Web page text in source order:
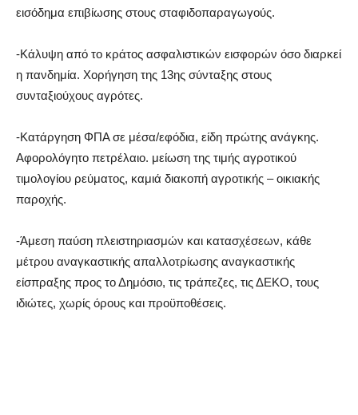
εισόδημα επιβίωσης στους σταφιδοπαραγωγούς.
-Κάλυψη από το κράτος ασφαλιστικών εισφορών όσο διαρκεί
η πανδημία. Χορήγηση της 13ης σύνταξης στους
συνταξιούχους αγρότες.
-Κατάργηση ΦΠΑ σε μέσα/εφόδια, είδη πρώτης ανάγκης.
Αφορολόγητο πετρέλαιο. μείωση της τιμής αγροτικού
τιμολογίου ρεύματος, καμιά διακοπή αγροτικής – οικιακής
παροχής.
-Άμεση παύση πλειστηριασμών και κατασχέσεων, κάθε
μέτρου αναγκαστικής απαλλοτρίωσης αναγκαστικής
είσπραξης προς το Δημόσιο, τις τράπεζες, τις ΔΕΚΟ, τους
ιδιώτες, χωρίς όρους και προϋποθέσεις.